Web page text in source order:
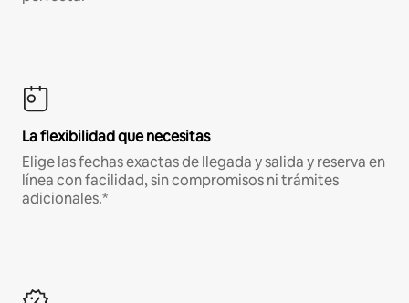
La flexibilidad que necesitas
Elige las fechas exactas de llegada y salida y reserva en
línea con facilidad, sin compromisos ni trámites
adicionales.*